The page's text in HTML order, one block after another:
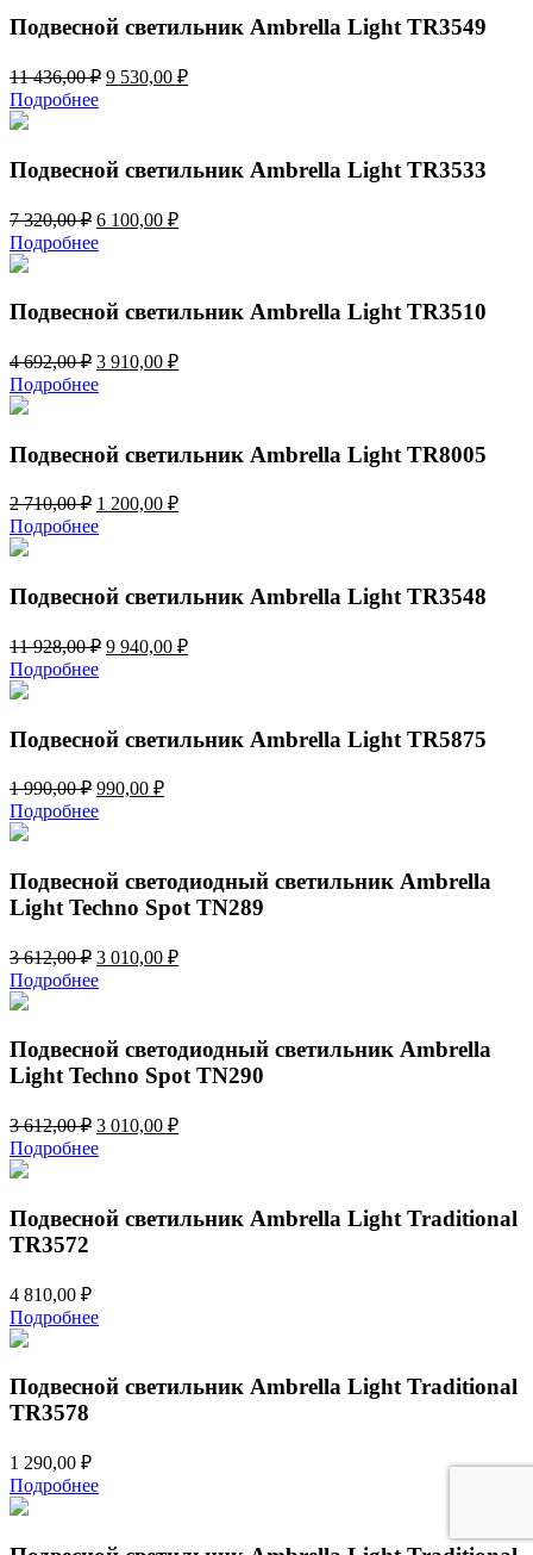
052,00 ₽.
Подвесной светильник Ambrella Light TR3549
11 436,00₽ Первоначальная
436,00 ₽.
9 530,00 ₽Текущая
Подробнее
Подвесной светильник Ambrella Light TR3533
7 320,00₽ Первоначальная
цена
составляла
320,00 ₽.
6 100,00 ₽Текущая
Подробнее
Подвесной светильник Ambrella Light TR3510
4 692,00₽ Первоначальная
цена
составляла
692,00 ₽.
3 910,00 ₽Текущая
Подробнее
Подвесной светильник Ambrella Light TR8005
2 710,00₽ Первоначальная
цена
составляла
710,00 ₽.
1 200,00 ₽Текущая
Подробнее
Подвесной светильник Ambrella Light TR3548
11 928,00₽ Первоначальная
928,00 ₽.
9 940,00 ₽Текущая
Подробнее
Подвесной светильник Ambrella Light TR5875
1 990,00₽ Первоначальная
цена
составляла
990,00 ₽.
990,00 ₽Текущая
Подробнее
Подвесной светодиодный светильник Ambrella
Light Techno Spot TN289
3 612,00₽ Первоначальная
цена
составляла
612,00 ₽.
3 010,00 ₽Текущая
Подробнее
Подвесной светодиодный светильник Ambrella
Light Techno Spot TN290
3 612,00₽ Первоначальная
цена
составляла
612,00 ₽.
3 010,00 ₽Текущая
Подробнее
Подвесной светильник Ambrella Light Traditional
TR3572
4 810,00 ₽
Подробнее
Подвесной светильник Ambrella Light Traditional
TR3578
1 290,00 ₽
Подробнее